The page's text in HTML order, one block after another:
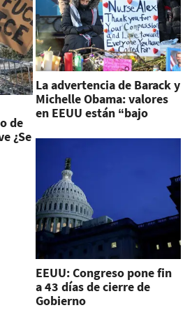
de
¿Se
La advertencia de Barack y
Michelle Obama: valores
en EEUU están “bajo
EEUU: Congreso pone fin
a 43 días de cierre de
Gobierno